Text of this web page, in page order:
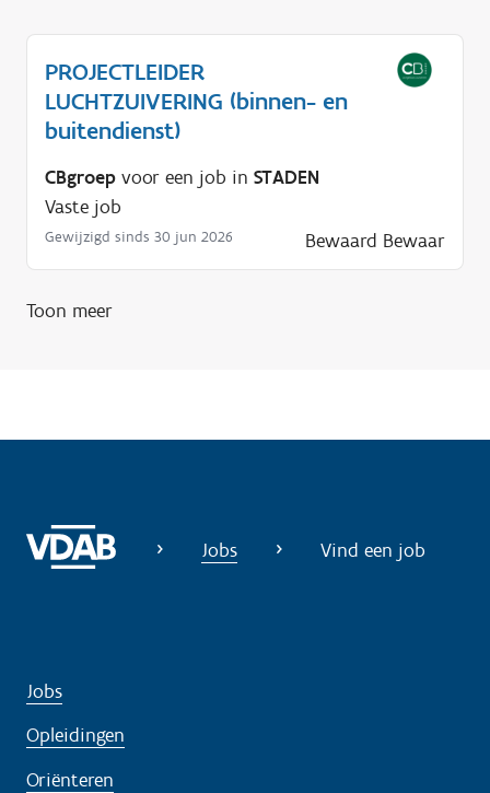
PROJECTLEIDER
LUCHTZUIVERING (binnen- en
buitendienst)
CBgroep voor een job in STADEN
Vaste job
Gewijzigd sinds 30 jun 2026 Bewaard Bewaar
Toon meer
Jobs Vind een job
Jobs
Opleidingen
Oriënteren